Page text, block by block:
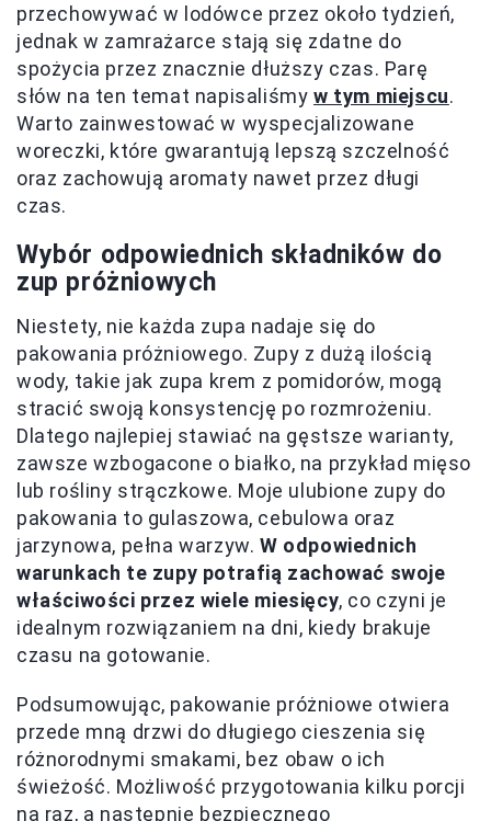
przechowywać w lodówce przez około tydzień,
jednak w zamrażarce stają się zdatne do
spożycia przez znacznie dłuższy czas. Parę
słów na ten temat napisaliśmyw tym miejscu.
Warto zainwestować w wyspecjalizowane
woreczki, które gwarantują lepszą szczelność
oraz zachowują aromaty nawet przez długi
czas.
Wybór odpowiednich składników do
zup próżniowych
Niestety, nie każda zupa nadaje się do
pakowania próżniowego. Zupy z dużą ilością
wody, takie jak zupa krem z pomidorów, mogą
stracić swoją konsystencję po rozmrożeniu.
Dlatego najlepiej stawiać na gęstsze warianty,
zawsze wzbogacone o białko, na przykład mięso
lub rośliny strączkowe. Moje ulubione zupy do
pakowania to gulaszowa, cebulowa oraz
jarzynowa, pełna warzyw.W odpowiednich
warunkach te zupy potrafią zachować swoje
właściwości przez wiele miesięcy, co czyni je
idealnym rozwiązaniem na dni, kiedy brakuje
czasu na gotowanie.
Podsumowując, pakowanie próżniowe otwiera
przede mną drzwi do długiego cieszenia się
różnorodnymi smakami, bez obaw o ich
świeżość. Możliwość przygotowania kilku porcji
na raz, a następnie bezpiecznego